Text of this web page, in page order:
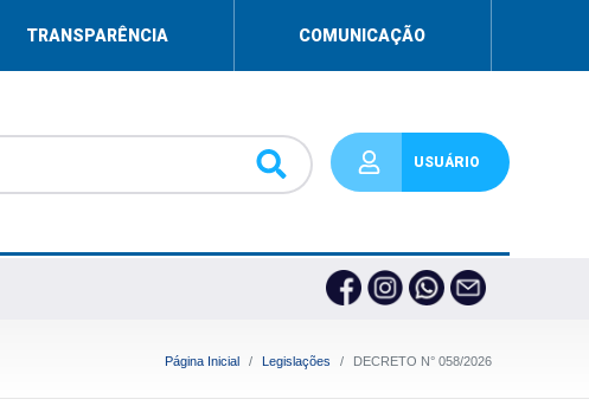
TRANSPARÊNCIA COMUNICAÇÃO
USUÁRIO
Página Inicial Legislações DECRETO N° 058/2026